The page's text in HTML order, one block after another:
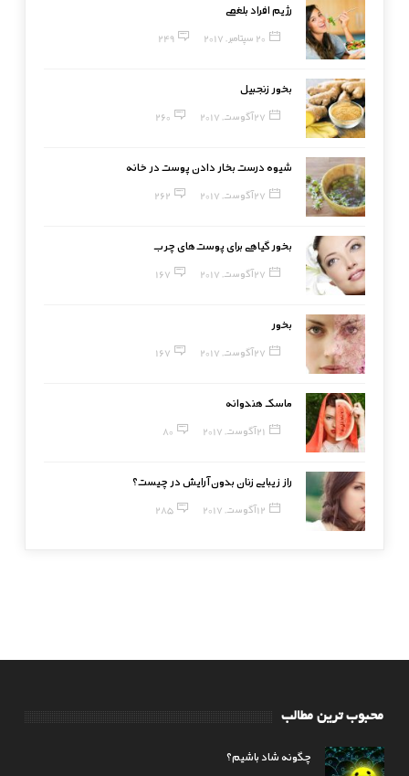
رژیم افراد بلغمی
20 سپتامبر, 2017 249
بخور زنجبیل
27 آگوست, 2017 260
شیوه درست بخار دادن پوست در خانه
27 آگوست, 2017 262
بخور گیاهی برای پوست‌های چرب
27 آگوست, 2017 167
بخور
27 آگوست, 2017 167
ماسک هندوانه
21 آگوست, 2017 80
راز زیبایی زنان بدون آرایش در چیست؟
12 آگوست, 2017 285
محبوب ترین مطالب
چگونه شاد باشیم؟